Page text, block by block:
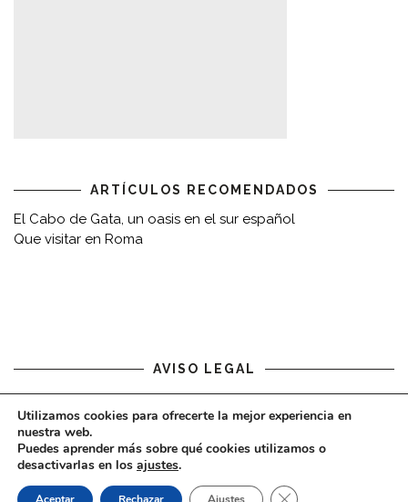
ARTÍCULOS RECOMENDADOS
El Cabo de Gata, un oasis en el sur español
Que visitar en Roma
AVISO LEGAL
Aviso legal
Utilizamos cookies para ofrecerte la mejor experiencia en
nuestra web.
Puedes aprender más sobre qué cookies utilizamos o
desactivarlas en los ajustes.
CERRAR EL